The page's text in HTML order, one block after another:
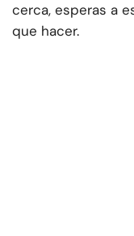
cerca, esperas a
que hacer.